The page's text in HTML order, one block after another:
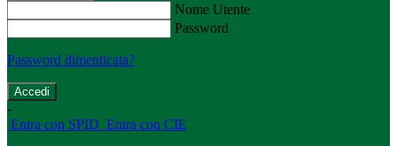
Nome Utente
Password
Password dimenticata?
-
Entra con SPID Entra con CIE